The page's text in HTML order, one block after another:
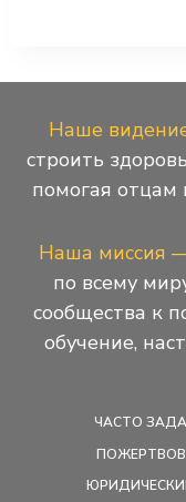
Наше
строить
помогая отцам
Наша миссия
по всему
сообщества к
обучение,
ЧАСТО